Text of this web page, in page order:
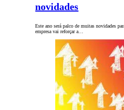
novidades
Este ano será palco de muitas novidades
empresa vai reforçar a…